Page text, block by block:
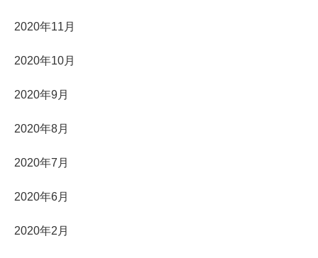
2020年11月
2020年10月
2020年9月
2020年8月
2020年7月
2020年6月
2020年2月